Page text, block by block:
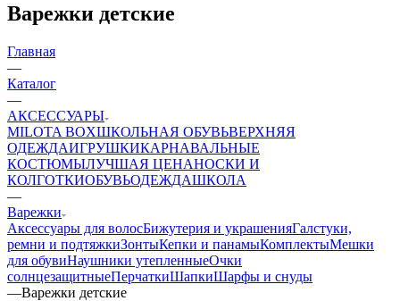
Варежки детские
Главная
—
Каталог
—
АКСЕССУАРЫ
MILOTA BOXШКОЛЬНАЯ ОБУВЬВЕРХНЯЯ
ОДЕЖДАИГРУШКИКАРНАВАЛЬНЫЕ
КОСТЮМЫЛУЧШАЯ ЦЕНАНОСКИ И
КОЛГОТКИОБУВЬОДЕЖДАШКОЛА
—
Варежки
Аксессуары для волосБижутерия и украшенияГалстуки,
ремни и подтяжкиЗонтыКепки и панамыКомплектыМешки
для обувиНаушники утепленныеОчки
солнцезащитныеПерчаткиШапкиШарфы и снуды
—Варежки детские